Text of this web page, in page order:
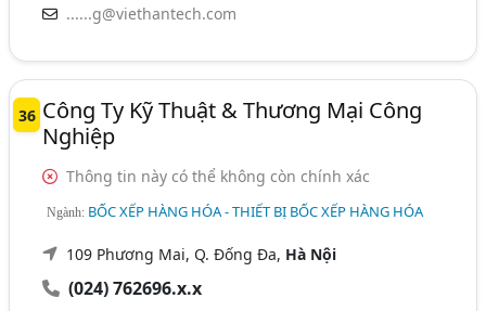
......g@viethantech.com
36 Công Ty Kỹ Thuật & Thương Mại Công
Nghiệp
Thông tin này có thể không còn chính xác
Ngành: BỐC XẾP HÀNG HÓA - THIẾT BỊ BỐC XẾP HÀNG HÓA
109 Phương Mai, Q. Đống Đa, Hà Nội
(024) 762696.x.x